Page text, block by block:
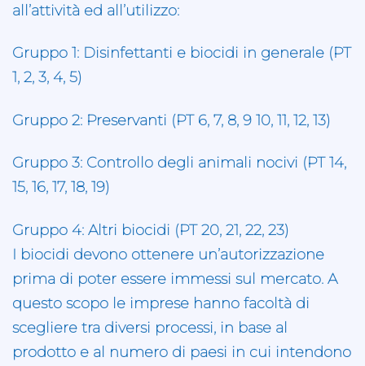
all’attività ed all’utilizzo:
Gruppo 1: Disinfettanti e biocidi in generale (PT
1, 2, 3, 4, 5)
Gruppo 2: Preservanti (PT 6, 7, 8, 9 10, 11, 12, 13)
Gruppo 3: Controllo degli animali nocivi (PT 14,
15, 16, 17, 18, 19)
Gruppo 4: Altri biocidi (PT 20, 21, 22, 23)
I biocidi devono ottenere un’autorizzazione
prima di poter essere immessi sul mercato. A
questo scopo le imprese hanno facoltà di
scegliere tra diversi processi, in base al
prodotto e al numero di paesi in cui intendono